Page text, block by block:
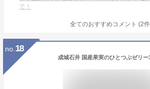
て！
全てのおすすめコメント (2
no. 18
成城石井 国産果実のひとつぶゼリ